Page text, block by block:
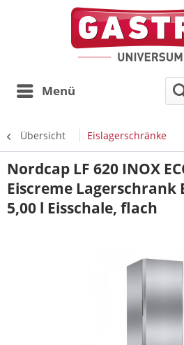
Menü
Übersicht Eislagerschränke
Nordcap LF 620 INOX
Eiscreme Lagerschrank
5,00 l Eisschale, flach